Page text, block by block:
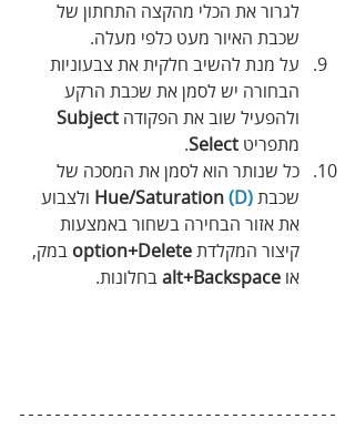
לגרור את הכלי מהקצה התחתון של
שכבת האיור מעט כלפי מעלה.
על מנת להשיב חלקית את צבעוניות
הבחורה יש לסמן את שכבת הרקע
ולהפעיל שוב את הפקודה Subject
מתפריט Select
.
כל שנותר הוא לסמן את המסכה של
שכבת
Hue/Saturation (D)
ולצבוע
את אזור הבחירה בשחור באמצעות
קיצור המקלדת option+Delete במק,
או alt+Backspace בחלונות.